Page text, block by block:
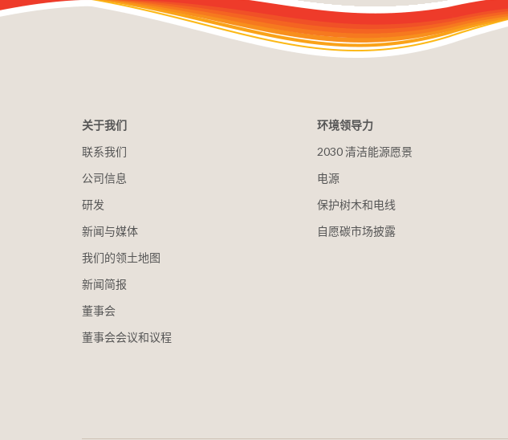
关于我们
联系我们
公司信息
研发
新闻与媒体
我们的领土地图
新闻简报
董事会
董事会会议和议程
环境领导力
2030 清洁能源愿景
电源
保护树木和电线
自愿碳市场披露